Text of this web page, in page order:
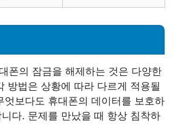
폰의 잠금을 해제하는 것은 다양한
방법은 상황에 따라 다르게 적용될
엇보다도 휴대폰의 데이터를 보호하
다. 문제를 만났을 때 항상 침착하